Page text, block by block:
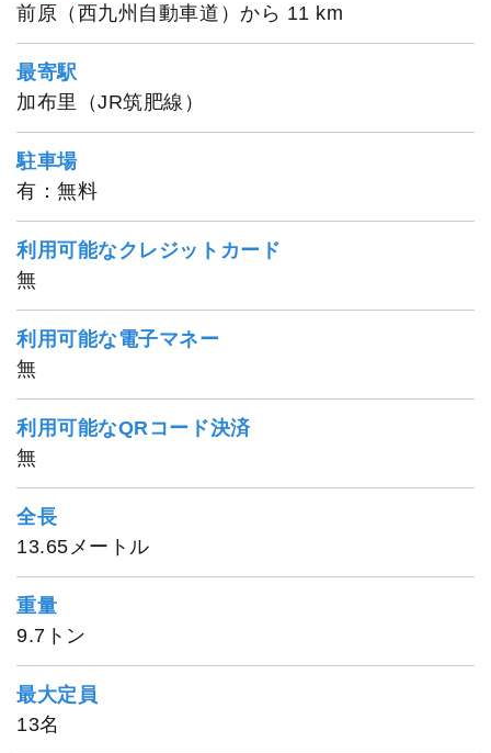
前原（西九州自動車道）から 11 km
最寄駅
加布里（JR筑肥線）
駐車場
有：無料
利用可能なクレジットカード
無
利用可能な電子マネー
無
利用可能なQRコード決済
無
全長
13.65メートル
重量
9.7トン
最大定員
13名